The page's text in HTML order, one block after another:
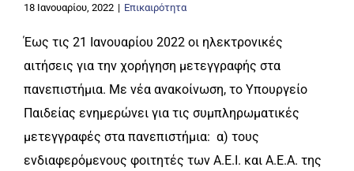
18 Ιανουαρίου, 2022 | Επικαιρότητα
Έως τις 21 Ιανουαρίου 2022 οι ηλεκτρονικές
αιτήσεις για την χορήγηση μετεγγραφής στα
πανεπιστήμια. Με νέα ανακοίνωση, το Υπουργείο
Παιδείας ενημερώνει για τις συμπληρωματικές
μετεγγραφές στα πανεπιστήμια: α) τους
ενδιαφερόμενους φοιτητές των Α.Ε.Ι. και Α.Ε.Α. της